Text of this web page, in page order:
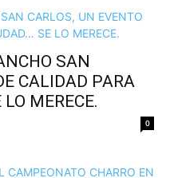
SAN
CALIDAD PARA
MERECE.
0